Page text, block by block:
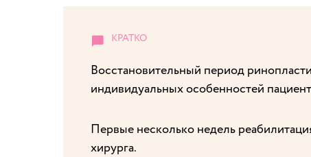
Восстановительный период
индивидуальных особенностей
Первые несколько недель
хирурга.